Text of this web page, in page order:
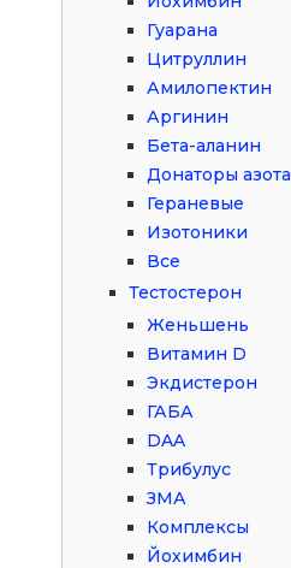
Гуарана
Цитруллин
Амилопектин
Аргинин
Бета-аланин
Донаторы азота
Гераневые
Изотоники
Все
Тестостерон
Женьшень
Витамин D
Экдистерон
ГАБА
DAA
Трибулус
ЗМА
Комплексы
Йохимбин